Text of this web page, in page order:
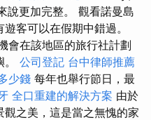
說更加完整。 觀看諾曼島
客可以在假期中錯過。
會在該地區的旅行社計劃
公司登記 台中律師推薦
少錢 每年也舉行節日，最
全口重建的解決方案 由於
之美，這是當之無愧的家